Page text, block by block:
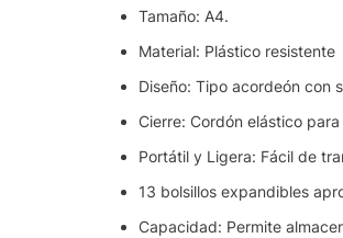
Tamaño: A4.
Material: Plástico resistente
Diseño: Tipo acordeón con
Cierre: Cordón elástico
Portátil y Ligera: Fácil de
13 bolsillos expandibles
Capacidad: Permite